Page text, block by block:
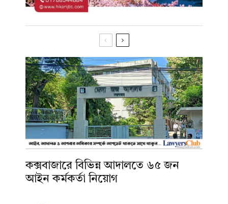
কক্সবাজারে বিভিন্ন আদালতে ৬৫ জন
আইন কর্মকর্তা নিয়োগ